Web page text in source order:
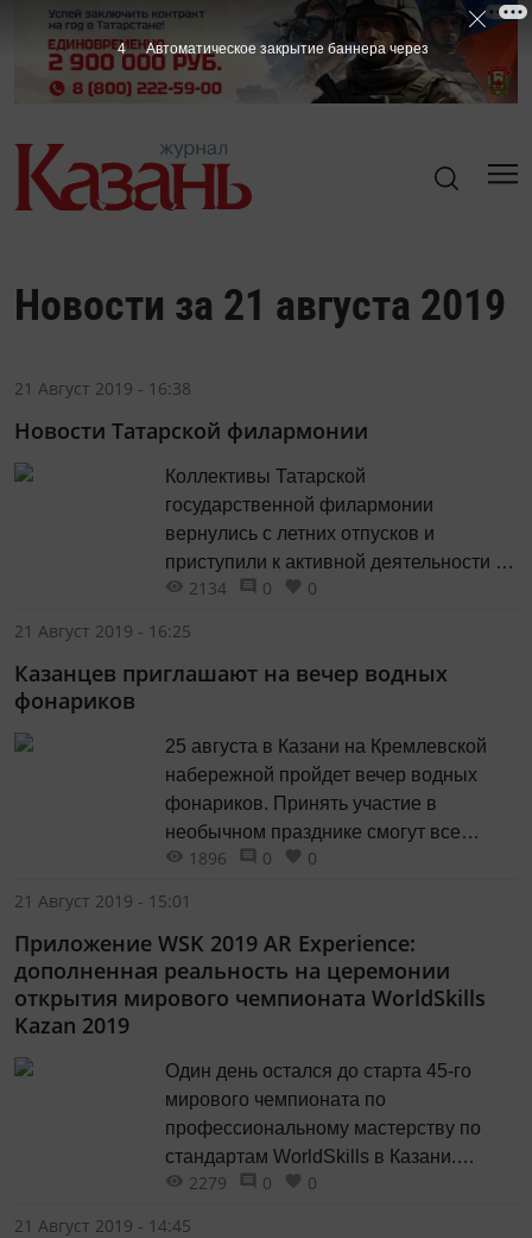
Новости за 21 августа 2019
21 Август 2019 - 16:38
Новости Татарской филармонии
Коллективы Татарской
государственной филармонии
вернулись с летних отпусков и
приступили к активной деятельности –
к репетициям, гастролям, участию в
2134 0
0
21 Август 2019 - 16:25
Казанцев приглашают на вечер водных
фонариков
25 августа в Казани на Кремлевской
набережной пройдет вечер водных
фонариков. Принять участие в
необычном празднике смогут все
желающие.
1896 0
0
21 Август 2019 - 15:01
Приложение WSK 2019 AR Experience:
дополненная реальность на церемонии
открытия мирового чемпионата WorldSkills
Kazan 2019
Один день остался до старта 45-го
мирового чемпионата по
профессиональному мастерству по
стандартам WorldSkills в Казани.
Торжественная церемония открытия
2279 0
0
21 Август 2019 - 14:45
4 Автоматическое закрытие баннера через